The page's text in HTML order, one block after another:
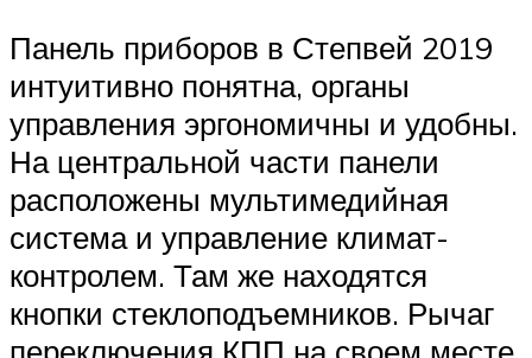
Панель приборов в Степвей 2019
интуитивно понятна, органы
управления эргономичны и удобны.
На центральной части панели
расположены мультимедийная
система и управление климат-
контролем. Там же находятся
кнопки стеклоподъемников. Рычаг